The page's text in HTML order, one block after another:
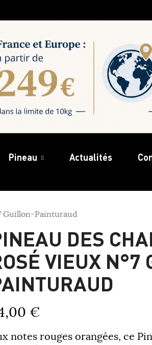
Pineau Actualités
Guillon-Painturaud
DES
VIEUX N°7
€
notes rouges orangées, ce